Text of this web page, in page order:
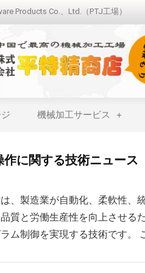
Products Co.、Ltd.（PTJ工場）
機械加工サービス
作に関する技術ニュース
、製造業が自動化、柔軟性、
質と労働生産性を向上させる
ム制御を実現する技術です。